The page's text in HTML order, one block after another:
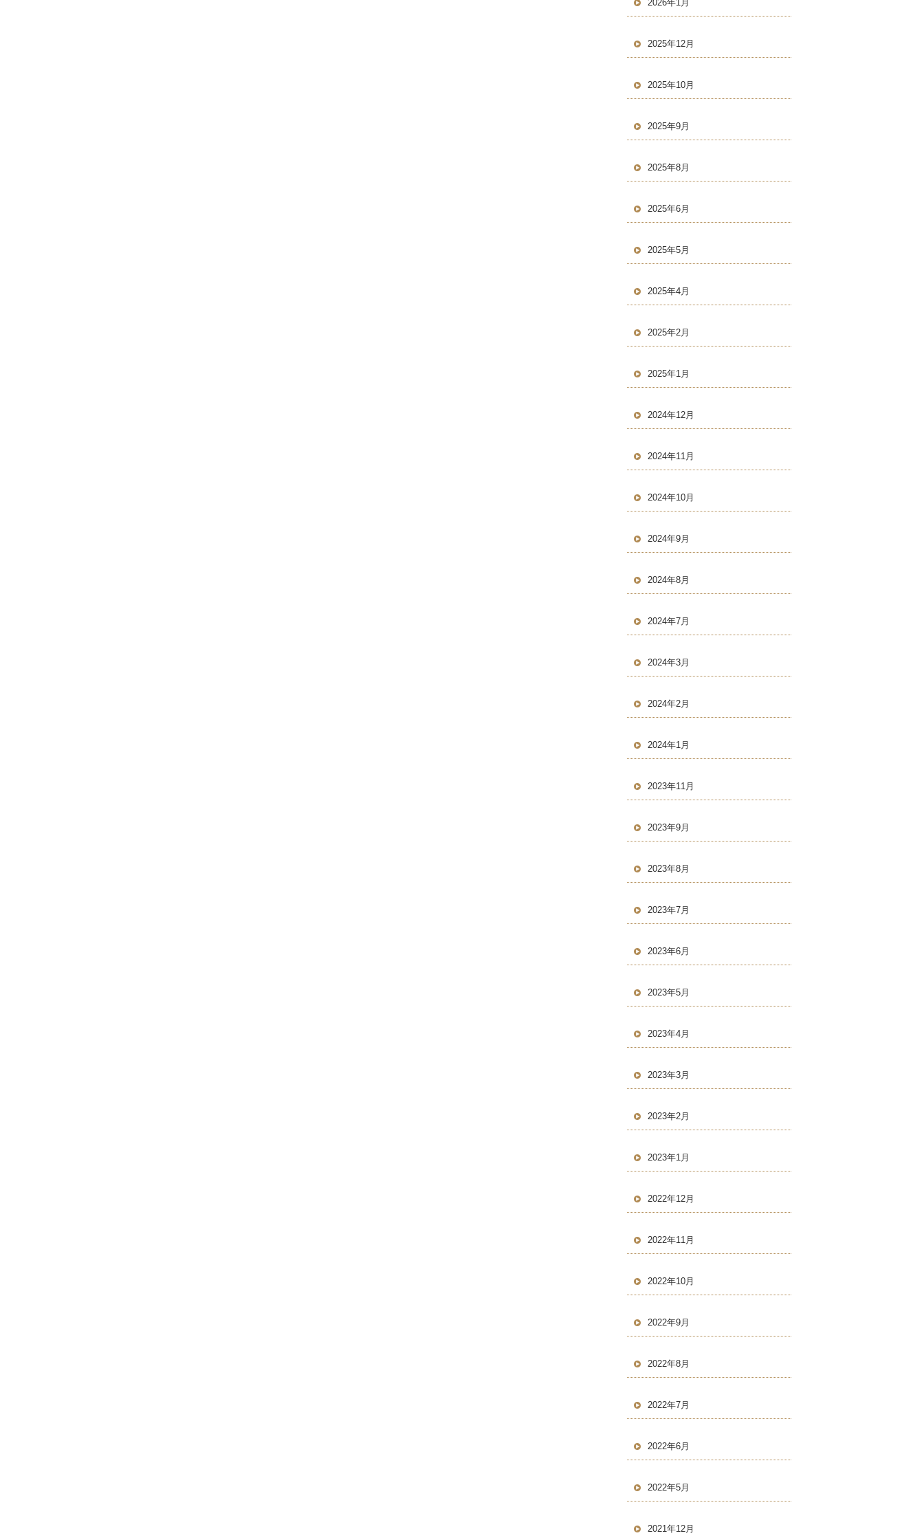
2026年1月
2025年12月
2025年10月
2025年9月
2025年8月
2025年6月
2025年5月
2025年4月
2025年2月
2025年1月
2024年12月
2024年11月
2024年10月
2024年9月
2024年8月
2024年7月
2024年3月
2024年2月
2024年1月
2023年11月
2023年9月
2023年8月
2023年7月
2023年6月
2023年5月
2023年4月
2023年3月
2023年2月
2023年1月
2022年12月
2022年11月
2022年10月
2022年9月
2022年8月
2022年7月
2022年6月
2022年5月
2021年12月